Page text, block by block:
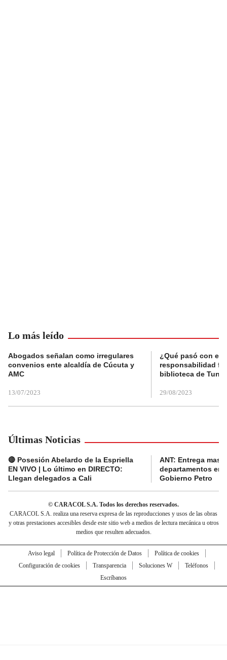
Lo más leído
Abogados señalan como irregulares
convenios ente alcaldía de Cúcuta y
AMC
13/07/2023
¿Qué pasó con el
responsabilidad
biblioteca de
29/08/2023
Últimas Noticias
🔴 Posesión Abelardo de la Espriella
EN VIVO | Lo último en DIRECTO:
Llegan delegados a Cali
ANT: Entrega
departamentos en
Gobierno Petro
© CARACOL S.A. Todos los derechos reservados.
CARACOL S.A. realiza una reserva expresa de las reproducciones y usos de las obras
y otras prestaciones accesibles desde este sitio web a medios de lectura mecánica u otros
medios que resulten adecuados.
Aviso legal Política de Protección de Datos
Política de cookies
Configuración de cookies
Transparencia Soluciones W
Teléfonos
Escríbanos